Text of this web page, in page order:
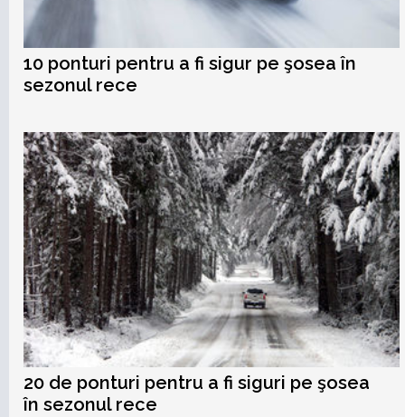
10 ponturi pentru a fi sigur pe şosea în
sezonul rece
20 de ponturi pentru a fi siguri pe şosea
în sezonul rece